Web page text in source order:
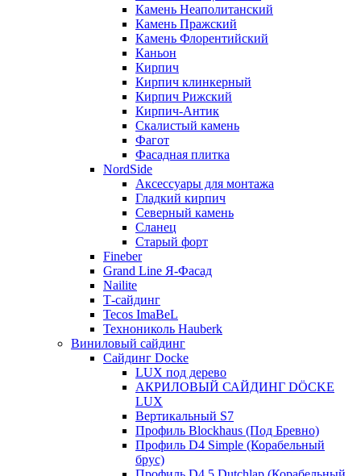
Камень Неаполитанский
Камень Пражский
Камень Флорентийский
Каньон
Кирпич
Кирпич клинкерный
Кирпич Рижский
Кирпич-Антик
Скалистый камень
Фагот
Фасадная плитка
NordSide
Аксессуары для монтажа
Гладкий кирпич
Северный камень
Сланец
Старый форт
Fineber
Grand Line Я-Фасад
Nailite
Т-сайдинг
Tecos ImaBeL
Технониколь Hauberk
Виниловый сайдинг
Сайдинг Docke
LUX под дерево
АКРИЛОВЫЙ САЙДИНГ DÖCKE
LUX
Вертикальный S7
Профиль Blockhaus (Под Бревно)
Профиль D4 Simple (Корабельный
брус)